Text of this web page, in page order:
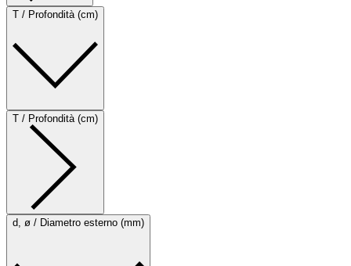
T / Profondità (cm)
T / Profondità (cm)
d, ø / Diametro esterno (mm)